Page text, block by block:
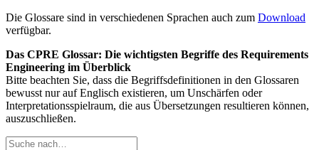
Die Glossare sind in verschiedenen Sprachen auch zum Download
verfügbar.
Das CPRE Glossar: Die wichtigsten Begriffe des Requirements
Engineering im Überblick
Bitte beachten Sie, dass die Begriffsdefinitionen in den Glossaren
bewusst nur auf Englisch existieren, um Unschärfen oder
Interpretationsspielraum, die aus Übersetzungen resultieren können,
auszuschließen.